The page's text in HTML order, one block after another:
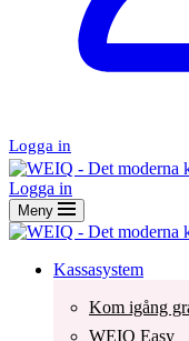
Logga in
Logga in
Meny
Kassasystem
Kom igång
WEIQ Easy